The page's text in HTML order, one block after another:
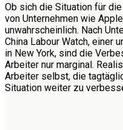
Ob sich die Situation für
von Unternehmen wie
unwahrscheinlich. Nach
China Labour Watch, einer
in New York, sind die
Arbeiter nur marginal.
Arbeiter selbst, die
Situation weiter zu